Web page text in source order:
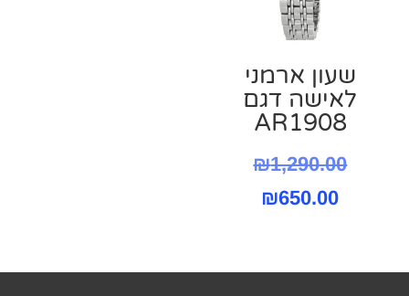
שעון ארמני
לאישה דגם
AR1908
₪1,290.00
המחיר
₪650.00